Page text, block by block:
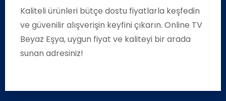
Kaliteli ürünleri bütçe dostu fiyatlarla keşfedin
ve güvenilir alışverişin keyfini çıkarın. Online TV
Beyaz Eşya, uygun fiyat ve kaliteyi bir arada
sunan adresiniz!